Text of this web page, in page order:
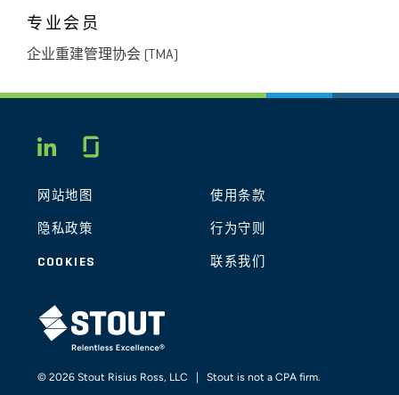
专业会员
企业重建管理协会 (TMA)
LINKEDIN
网站地图 使用条款
隐私政策 行为守则
COOKIES 联系我们
STOUT LOGO
© 2026 Stout Risius Ross, LLC | Stout is not a CPA firm.